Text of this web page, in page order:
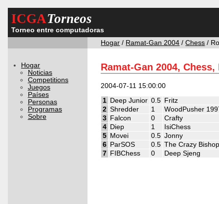
ICGATorneos
Torneo entre computadoras
Hogar / Ramat-Gan 2004 /Chess /
Hogar
Noticias
Competitions
Juegos
Países
Personas
Programas
Sobre
Ramat-Gan 2004, Chess,
2004-07-11 15:00:00
1 Deep Junior 0.5 Fritz
2 Shredder 1
WoodPusher
3 Falcon 0
Crafty
4 Diep 1
IsiChess
5 Movei 0.5 Jonny
6 ParSOS 0.5 The Crazy
7 FIBChess 0 Deep Sjeng